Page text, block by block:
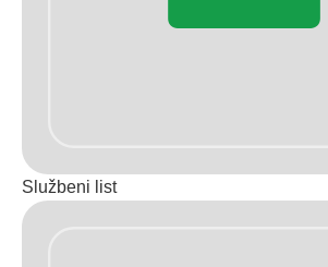
Službeni list